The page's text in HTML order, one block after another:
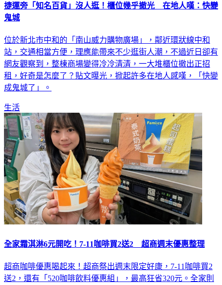
捷運旁「知名百貨」沒人逛！櫃位幾乎撤光 在地人嘆：快變
鬼城
位於新北市中和的「南山威力購物廣場」，鄰近環狀線中和
站，交通相當方便，理應能帶來不少逛街人潮，不過近日卻有
網友觀察到，整棟商場變得冷冷清清，一大堆櫃位撤出正招
租，好奇是怎麼了？貼文曝光，掀起許多在地人感嘆，「快變
成鬼城了」。
生活
全家霜淇淋6元開吃！7-11咖啡買2送2 超商週末優惠整理
超商咖啡優惠喝起來！超商祭出週末限定好康，7-11咖啡買2
送2，還有「520咖啡飲料優惠組」，最高狂省320元。全家則